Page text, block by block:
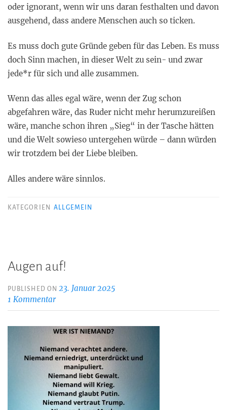
oder ignorant, wenn wir uns daran festhalten und davon
ausgehend, dass andere Menschen auch so ticken.
Es muss doch gute Gründe geben für das Leben. Es muss
doch Sinn machen, in dieser Welt zu sein- und zwar
jede*r für sich und alle zusammen.
Wenn das alles egal wäre, wenn der Zug schon
abgefahren wäre, das Ruder nicht mehr herumzureißen
wäre, manche schon ihren „Sieg“ in der Tasche hätten
und die Welt sowieso untergehen würde – dann würden
wir trotzdem bei der Liebe bleiben.
Alles andere wäre sinnlos.
KATEGORIEN ALLGEMEIN
Augen auf!
PUBLISHED ON23. Januar 2025
1 Kommentar